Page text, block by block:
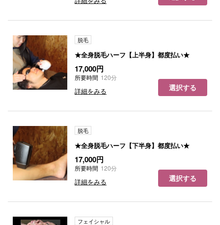
脱毛
★全身脱毛ハーフ【上半身】都度払い★
17,000円
所要時間 120分
詳細をみる 選択する
脱毛
★全身脱毛ハーフ【下半身】都度払い★
17,000円
所要時間 120分
詳細をみる 選択する
フェイシャル